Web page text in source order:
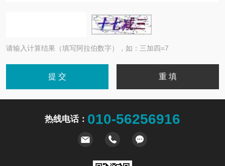
请输入计算结果（填写阿拉伯数字），如：三加四=7
热线电话： 010-56256916